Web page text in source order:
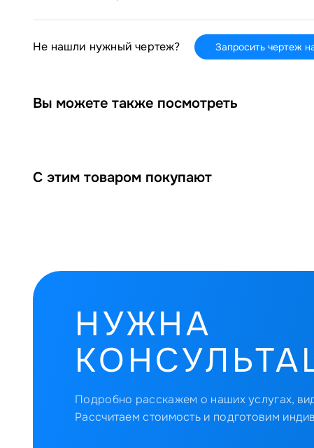
Не нашли нужный чертеж? Запросить чертеж
Вы можете также посмотреть
С этим товаром покупают
НУЖНА
Подробно расскажем о наших услугах,
Рассчитаем стоимость и подготовим